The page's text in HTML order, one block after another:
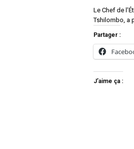
Le Chef de
Tshilombo, a
Partager :
J’aime ça :